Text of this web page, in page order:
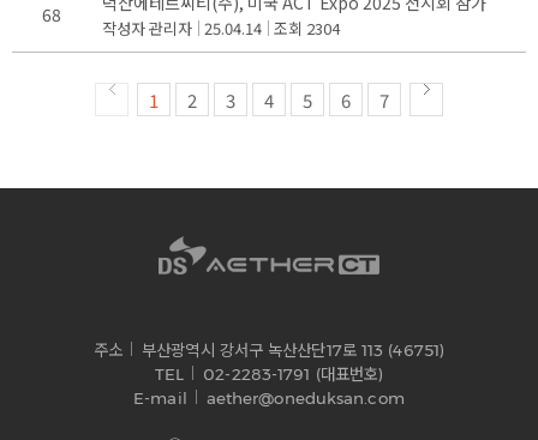
68
작성자관리자 25.04.14 조회 2304
1 2 3 4 5 6 7
주소
부산광역시 강서구 녹산산단17로 113 (46751)
TEL
02-2283-1791 (대표번호)
E-mail
aether@oneduksan.com